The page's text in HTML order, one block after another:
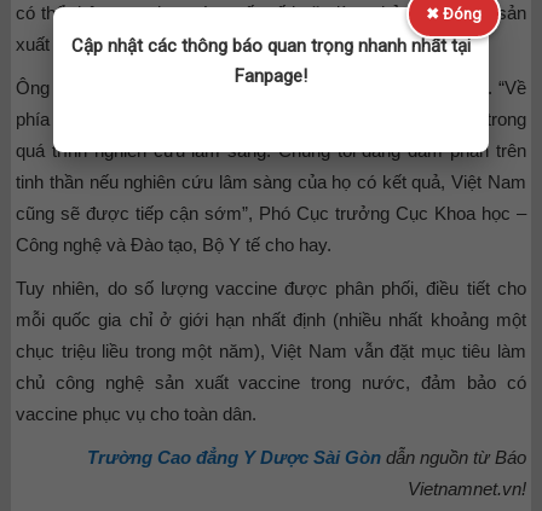
có thể thông qua hợp tác quốc tế hoặc làm chủ công nghệ sản
xuất trong nước.
Ông Quang chia sẻ, Bộ Y tế đang tiếp cận cả 2 con đường. “Về
phía hợp tác quốc tế, các nhà sản xuất trên thế giới vẫn trong
quá trình nghiên cứu lâm sàng. Chúng tôi đang đàm phán trên
tinh thần nếu nghiên cứu lâm sàng của họ có kết quả, Việt Nam
cũng sẽ được tiếp cận sớm”, Phó Cục trưởng Cục Khoa học –
Công nghệ và Đào tạo, Bộ Y tế cho hay.
Tuy nhiên, do số lượng vaccine được phân phối, điều tiết cho
mỗi quốc gia chỉ ở giới hạn nhất định (nhiều nhất khoảng một
chục triệu liều trong một năm), Việt Nam vẫn đặt mục tiêu làm
chủ công nghệ sản xuất vaccine trong nước, đảm bảo có
vaccine phục vụ cho toàn dân.
Trường Cao đẳng Y Dược Sài Gòndẫn nguồn từ Báo
Vietnamnet.vn!
✖ Đóng
Cập nhật các thông báo quan trọng nhanh nhất tại
Fanpage!